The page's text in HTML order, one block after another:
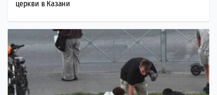
церкви в Казани